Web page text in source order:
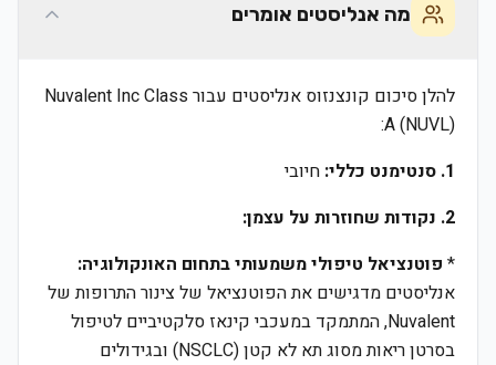
מה אנליסטים אומרים
להלן סיכום קונצנזוס אנליסטים עבור Nuvalent Inc Class
A (NUVL):
1. סנטימנט כללי:
חיובי
2. נקודות שחוזרות על עצמן:
* פוטנציאל טיפולי משמעותי בתחום האונקולוגיה:
אנליסטים מדגישים את הפוטנציאל של צינור התרופות של
Nuvalent, המתמקד במעכבי קינאז סלקטיביים לטיפול
בסרטן ריאות מסוג תא לא קטן (NSCLC) ובגידולים